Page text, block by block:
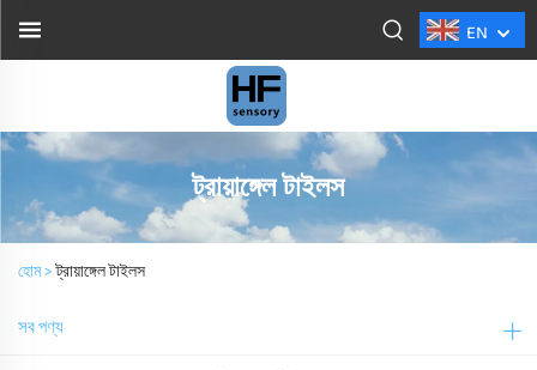
EN
ট্রায়াঙ্গেল টাইলস
হোম >ট্রায়াঙ্গেল টাইলস
সব পণ্য